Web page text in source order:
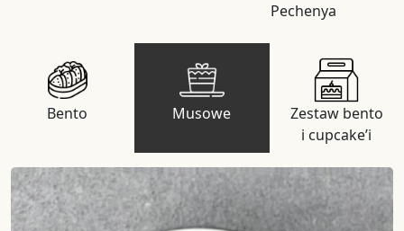
Pechenya
Bento Musowe
Zestaw bento
i cupcake’i